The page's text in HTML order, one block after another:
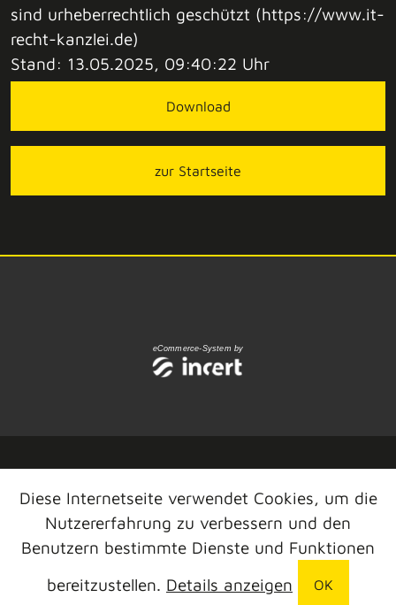
sind urheberrechtlich geschützt (https://www.it-
recht-kanzlei.de)
Stand: 13.05.2025, 09:40:22 Uhr
Download
zur Startseite
eCommerce-System by
Diese Internetseite verwendet Cookies, um die
Nutzererfahrung zu verbessern und den
Benutzern bestimmte Dienste und Funktionen
bereitzustellen. Details anzeigen OK